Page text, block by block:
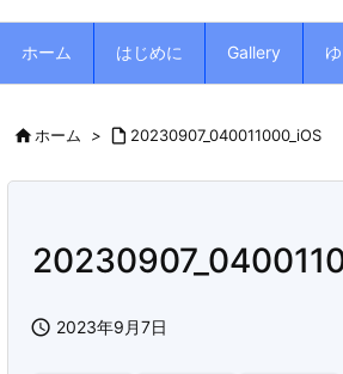
ホーム はじめに Gallery
ホーム >  20230907_040011000_iOS
 2023年9月7日